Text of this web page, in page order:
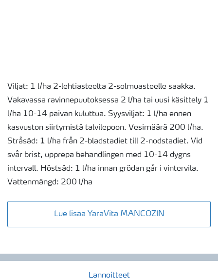
Viljat: 1 l/ha 2-lehtiasteelta 2-solmuasteelle saakka.
Vakavassa ravinnepuutoksessa 2 l/ha tai uusi käsittely 1
l/ha 10-14 päivän kuluttua. Syysviljat: 1 l/ha ennen
kasvuston siirtymistä talvilepoon. Vesimäärä 200 l/ha.
Stråsäd: 1 l/ha från 2-bladstadiet till 2-nodstadiet. Vid
svår brist, upprepa behandlingen med 10-14 dygns
intervall. Höstsäd: 1 l/ha innan grödan går i vintervila.
Vattenmängd: 200 l/ha
Lue lisää YaraVita MANCOZIN
Lannoitteet